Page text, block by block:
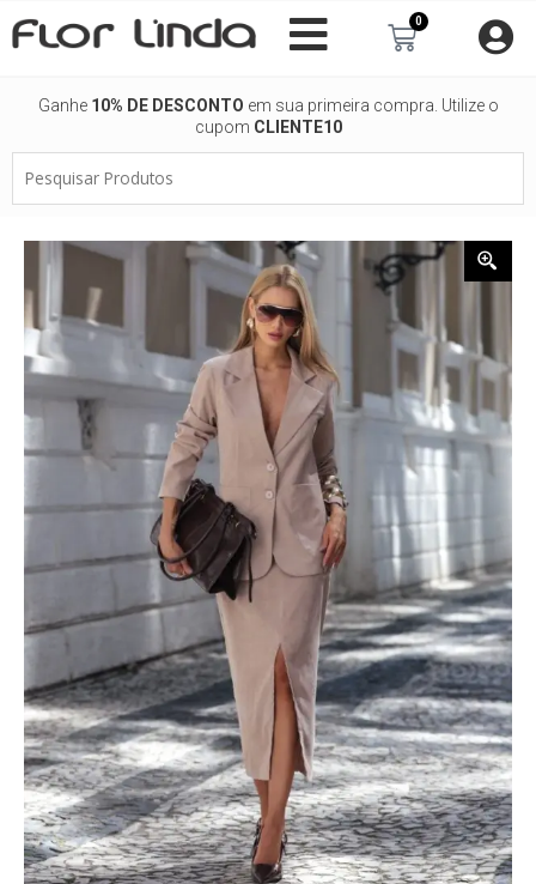
para
0
Carrinho
Ganhe 10% DE DESCONTO em sua primeira compra. Utilize o
cupom CLIENTE10
Produtos